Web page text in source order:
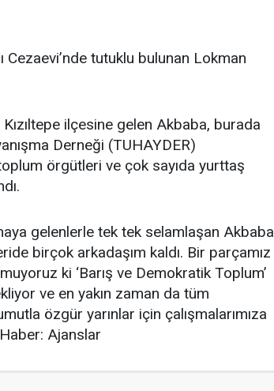
Cezaevi’nde tutuklu bulunan Lokman
ilçesine gelen Akbaba, burada
Derneği (TUHAYDER)
örgütleri ve çok sayıda yurttaş
gelenlerle tek tek selamlaşan Akbaba
birçok arkadaşım kaldı. Bir parçamız
ki ‘Barış ve Demokratik Toplum’
ve en yakın zaman da tüm
özgür yarınlar için çalışmalarımıza
Ajanslar